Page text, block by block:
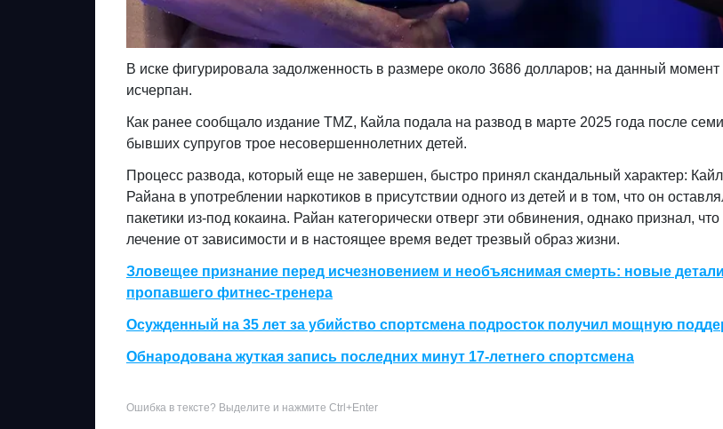
В иске фигурировала задолженность в размере около 3686 долларов; на данный момент
исчерпан.
Как ранее сообщало издание TMZ, Кайла подала на развод в марте 2025 года после
бывших супругов трое несовершеннолетних детей.
Процесс развода, который еще не завершен, быстро принял скандальный характер:
Райана в употреблении наркотиков в присутствии одного из детей и в том, что он
пакетики из-под кокаина. Райан категорически отверг эти обвинения, однако признал,
лечение от зависимости и в настоящее время ведет трезвый образ жизни.
Зловещее признание перед исчезновением и необъяснимая смерть: новые
пропавшего фитнес-тренера
Осужденный на 35 лет за убийство спортсмена подросток получил мощную
Обнародована жуткая запись последних минут 17-летнего спортсмена
Ошибка в тексте? Выделите и нажмите Ctrl+Enter